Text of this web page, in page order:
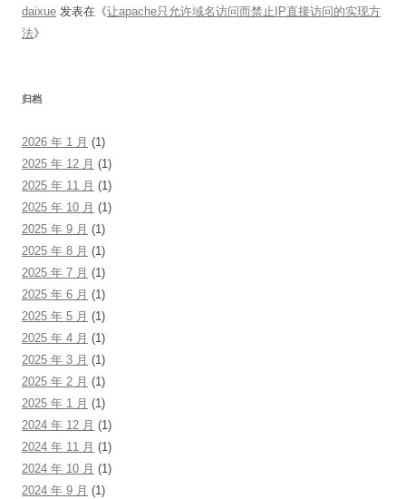
daixue 发表在《让apache只允许域名访问而禁止IP直接访问的实现方
法》
归档
2026 年 1 月 (1)
2025 年 12 月 (1)
2025 年 11 月 (1)
2025 年 10 月 (1)
2025 年 9 月 (1)
2025 年 8 月 (1)
2025 年 7 月 (1)
2025 年 6 月 (1)
2025 年 5 月 (1)
2025 年 4 月 (1)
2025 年 3 月 (1)
2025 年 2 月 (1)
2025 年 1 月 (1)
2024 年 12 月 (1)
2024 年 11 月 (1)
2024 年 10 月 (1)
2024 年 9 月 (1)